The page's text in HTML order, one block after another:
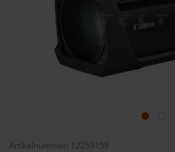
Artikelnummer: 12259158